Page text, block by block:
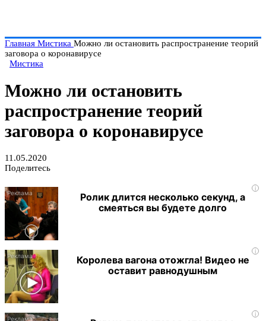
Главная Мистика Можно ли остановить распространение теорий
заговора о коронавирусе
Мистика
Можно ли остановить
распространение теорий
заговора о коронавирусе
11.05.2020
Поделитесь
i
Ролик длится несколько секунд, а
смеяться вы будете долго
i
Королева вагона отожгла! Видео не
оставит равнодушным
i